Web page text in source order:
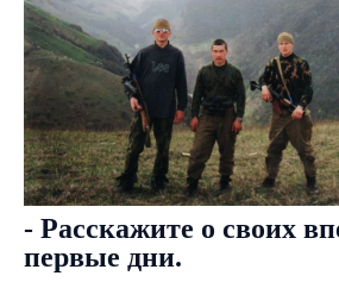
- Расскажите о своих
первые дни.